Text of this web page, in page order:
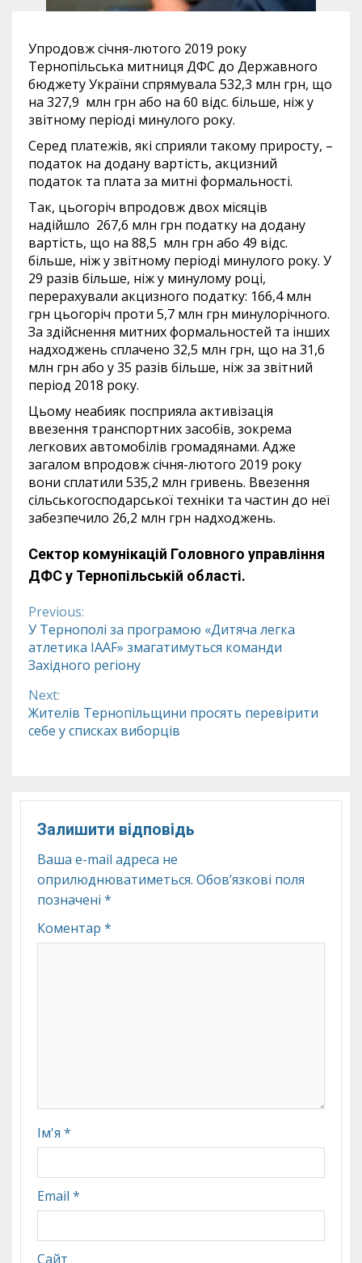
Упродовж січня-лютого 2019 року
Тернопільська митниця ДФС до Державного
бюджету України спрямувала 532,3 млн грн, що
на 327,9 млн грн або на 60 відс. більше, ніж у
звітному періоді минулого року.
Серед платежів, які сприяли такому приросту, –
податок на додану вартість, акцизний
податок та плата за митні формальності.
Так, цьогоріч впродовж двох місяців
надійшло 267,6 млн грн податку на додану
вартість, що на 88,5 млн грн або 49 відс.
більше, ніж у звітному періоді минулого року. У
29 разів більше, ніж у минулому році,
перерахували акцизного податку: 166,4 млн
грн цьогоріч проти 5,7 млн грн минулорічного.
За здійснення митних формальностей та інших
надходжень сплачено 32,5 млн грн, що на 31,6
млн грн або у 35 разів більше, ніж за звітний
період 2018 року.
Цьому неабияк посприяла активізація
ввезення транспортних засобів, зокрема
легкових автомобілів громадянами. Адже
загалом впродовж січня-лютого 2019 року
вони сплатили 535,2 млн гривень. Ввезення
сільськогосподарської техніки та частин до неї
забезпечило 26,2 млн грн надходжень.
Сектор комунікацій Головного управління
ДФС у Тернопільській області.
Continue
Reading
Previous:
У Тернополі за програмою «Дитяча легка
атлетика ІААF» змагатимуться команди
Західного регіону
Next:
Жителів Тернопільщини просять перевірити
себе у списках виборців
Залишити відповідь
Ваша e-mail адреса не
оприлюднюватиметься. Обов’язкові поля
позначені *
Коментар *
Ім'я *
Email *
Сайт